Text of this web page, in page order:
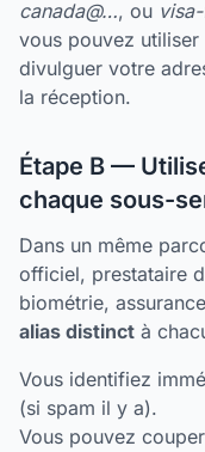
canada@…, ou
vous pouvez
divulguer votre
la réception.
Étape B —
chaque sous-
Dans un même
officiel, prestataire
biométrie,
alias distinct à
Vous identifiez
(si spam il y a).
Vous pouvez